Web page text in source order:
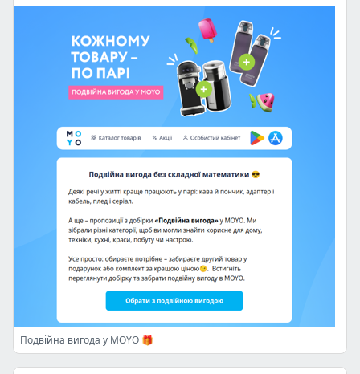
Подвійна вигода у MOYO 🎁